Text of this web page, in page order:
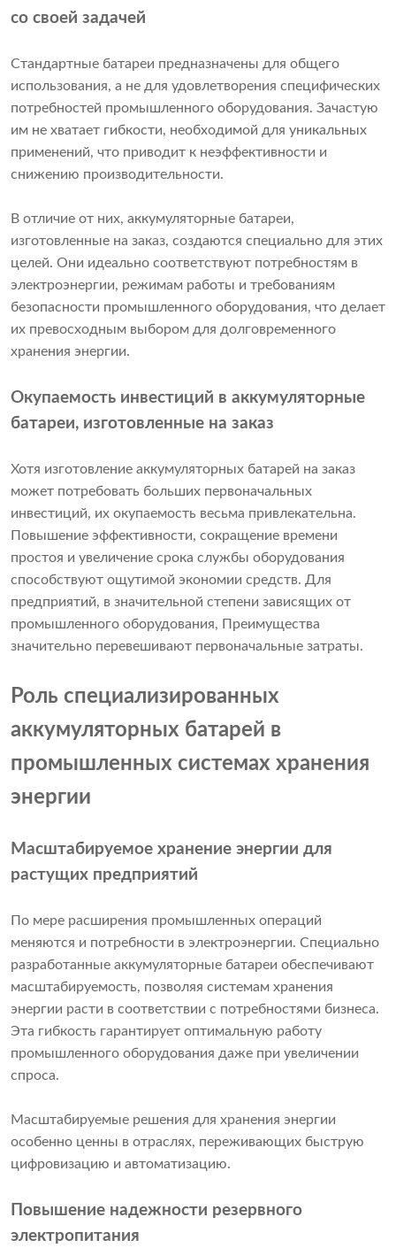
со своей задачей
Стандартные батареи предназначены для общего
использования, а не для удовлетворения специфических
потребностей промышленного оборудования. Зачастую
им не хватает гибкости, необходимой для уникальных
применений, что приводит к неэффективности и
снижению производительности.
В отличие от них, аккумуляторные батареи,
изготовленные на заказ, создаются специально для этих
целей. Они идеально соответствуют потребностям в
электроэнергии, режимам работы и требованиям
безопасности промышленного оборудования, что делает
их превосходным выбором для долговременного
хранения энергии.
Окупаемость инвестиций в аккумуляторные
батареи, изготовленные на заказ
Хотя изготовление аккумуляторных батарей на заказ
может потребовать больших первоначальных
инвестиций, их окупаемость весьма привлекательна.
Повышение эффективности, сокращение времени
простоя и увеличение срока службы оборудования
способствуют ощутимой экономии средств. Для
предприятий, в значительной степени зависящих от
промышленного оборудования, Преимущества
значительно перевешивают первоначальные затраты.
Роль специализированных
аккумуляторных батарей в
промышленных системах хранения
энергии
Масштабируемое хранение энергии для
растущих предприятий
По мере расширения промышленных операций
меняются и потребности в электроэнергии. Специально
разработанные аккумуляторные батареи обеспечивают
масштабируемость, позволяя системам хранения
энергии расти в соответствии с потребностями бизнеса.
Эта гибкость гарантирует оптимальную работу
промышленного оборудования даже при увеличении
спроса.
Масштабируемые решения для хранения энергии
особенно ценны в отраслях, переживающих быструю
цифровизацию и автоматизацию.
Повышение надежности резервного
электропитания